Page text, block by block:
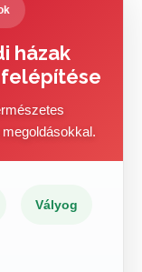
házak
Vályog